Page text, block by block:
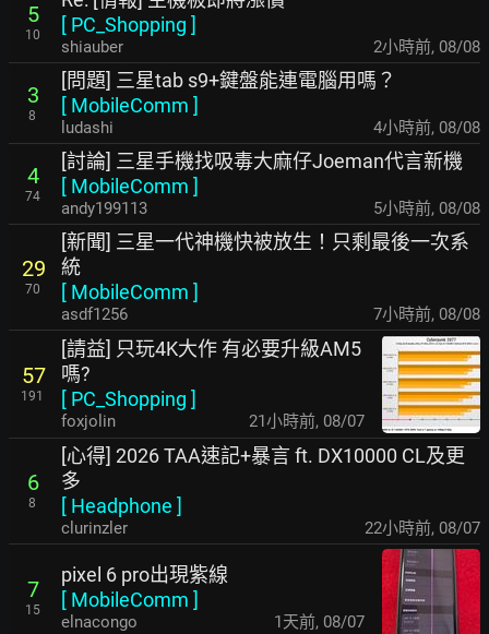
5
10
[ PC_Shopping ]
shiauber 2小時前, 08/08
3
8
[問題] 三星tab s9+鍵盤能連電腦用嗎？
[ MobileComm ]
ludashi 4小時前, 08/08
4
74
[討論] 三星手機找吸毒大麻仔Joeman代言新機
[ MobileComm ]
andy199113 5小時前, 08/08
29
70
[新聞] 三星一代神機快被放生！只剩最後一次系
統
[ MobileComm ]
asdf1256 7小時前, 08/08
57
191
[請益] 只玩4K大作 有必要升級AM5
嗎?
[ PC_Shopping ]
foxjolin 21小時前, 08/07
6
8
[心得] 2026 TAA速記+暴言 ft. DX10000 CL及更
多
[ Headphone ]
clurinzler 22小時前, 08/07
7
15
pixel 6 pro出現紫線
[ MobileComm ]
elnacongo 1天前, 08/07